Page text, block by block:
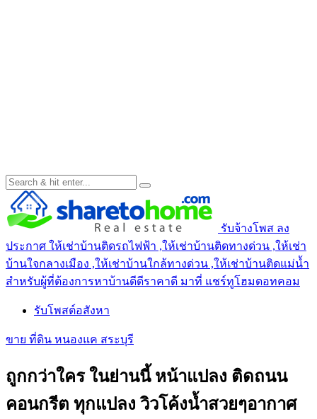
รับจ้างโพส ลง
ประกาศ ให้เช่าบ้านติดรถไฟฟ้า ,ให้เช่าบ้านติดทางด่วน ,ให้เช่า
บ้านใจกลางเมือง ,ให้เช่าบ้านใกล้ทางด่วน ,ให้เช่าบ้านติดแม่น้ำ
สำหรับผู้ที่ต้องการหาบ้านดีดีราคาดี มาที่ แชร์ทูโฮมดอทคอม
รับโพสต์อสังหา
ขาย ที่ดิน หนองแค สระบุรี
ถูกกว่าใคร ในย่านนี้ หน้าแปลง ติดถนน
คอนกรีต ทุกแปลง วิวโค้งน้ำสวยๆอากาศ